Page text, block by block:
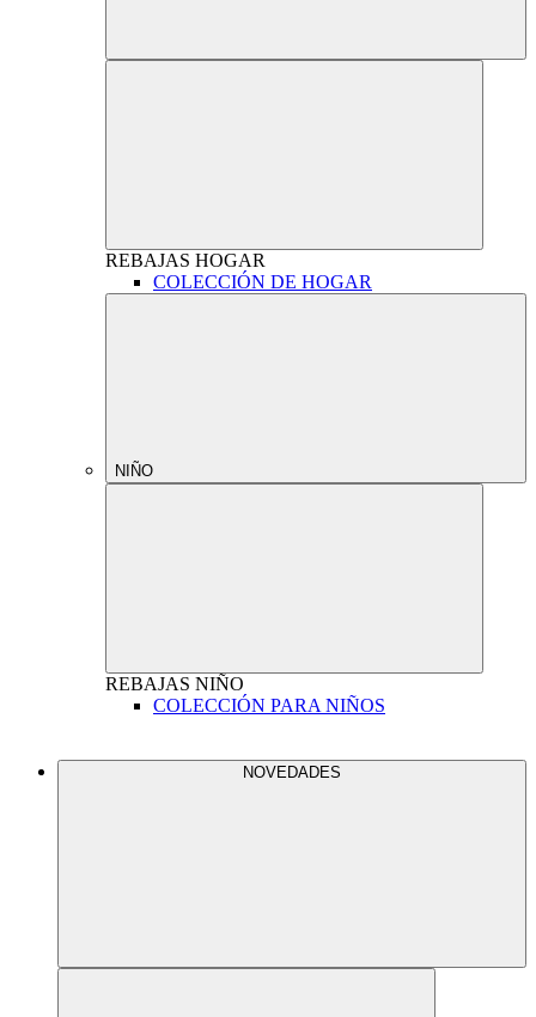
REBAJAS HOGAR
COLECCIÓN DE HOGAR
NIÑO
REBAJAS NIÑO
COLECCIÓN PARA NIÑOS
NOVEDADES